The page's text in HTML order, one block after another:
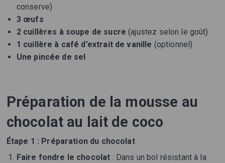
conserve)
3 œufs
2 cuillères à soupe de sucre (ajustez selon le goût)
1 cuillère à café d’extrait de vanille (optionnel)
Une pincée de sel
Préparation de la mousse au
chocolat au lait de coco
Étape 1 : Préparation du chocolat
Faire fondre le chocolat : Dans un bol résistant à la